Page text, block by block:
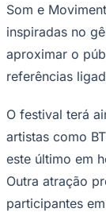
Som e
inspiradas no
aproximar o
referências
O festival terá
artistas como
este último em
Outra atração
participantes